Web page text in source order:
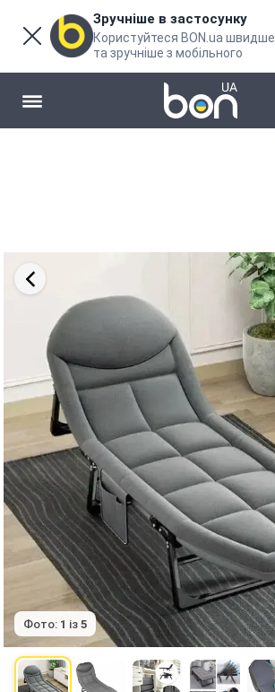
Зручніше в застосунку
Користуйтеся BON.ua швидше
та зручніше з мобільного
Фото: 1 із 5